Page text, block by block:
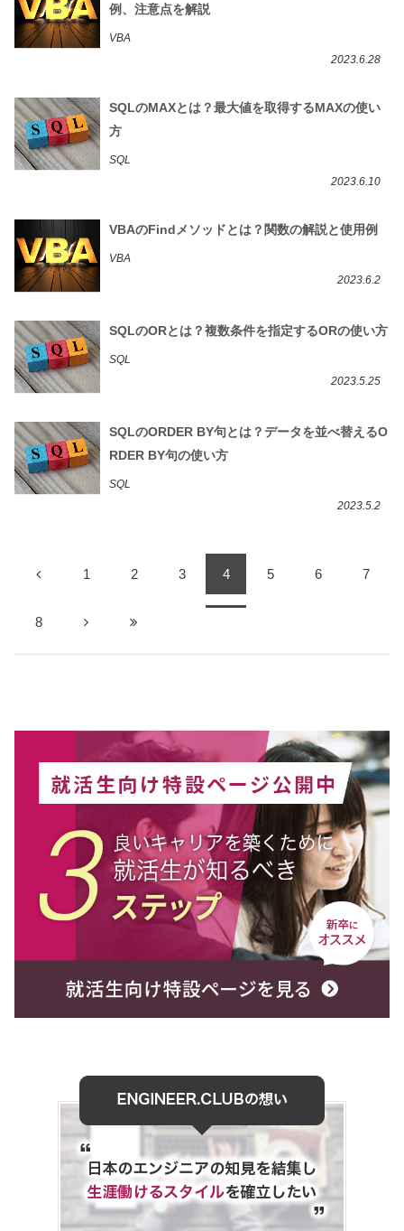
例、注意点を解説
VBA
2023.6.28
SQLのMAXとは？最大値を取得するMAXの使い
方
SQL
2023.6.10
VBAのFindメソッドとは？関数の解説と使用例
VBA
2023.6.2
SQLのORとは？複数条件を指定するORの使い方
SQL
2023.5.25
SQLのORDER BY句とは？データを並べ替えるO
RDER BY句の使い方
SQL
2023.5.2
1 2 3 4 5 6 7
8